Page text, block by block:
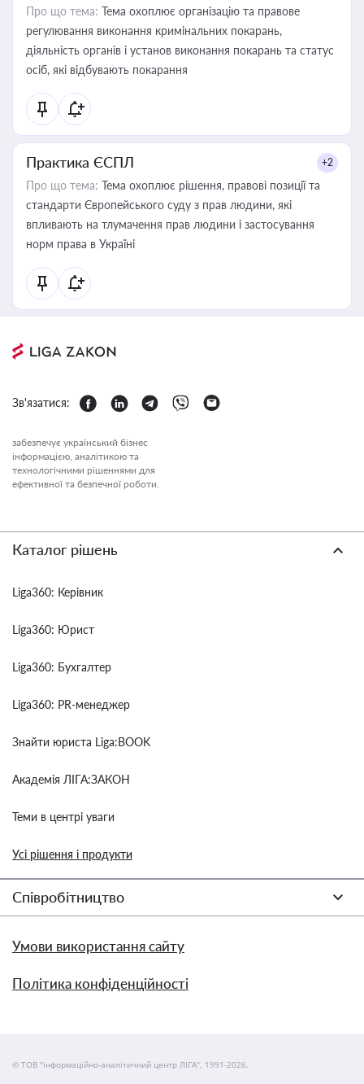
Про що тема: Тема охоплює організацію та правове
регулювання виконання кримінальних покарань,
діяльність органів і установ виконання покарань та статус
осіб, які відбувають покарання
Практика ЄСПЛ +2
Про що тема: Тема охоплює рішення, правові позиції та
стандарти Європейського суду з прав людини, які
впливають на тлумачення прав людини і застосування
норм права в Україні
Зв'язатися:
забезпечує український бізнес
інформацією, аналітикою та
технологічними рішеннями для
ефективної та безпечної роботи.
Каталог рішень
Liga360: Керівник
Liga360: Юрист
Liga360: Бухгалтер
Liga360: PR-менеджер
Знайти юриста Liga:BOOK
Академія ЛІГА:ЗАКОН
Теми в центрі уваги
Усі рішення і продукти
Співробітництво
Умови використання сайту
Політика конфіденційності
© ТОВ "інформаційно-аналітичний центр ЛІГА", 1991-2026.